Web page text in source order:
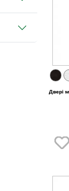
Двері